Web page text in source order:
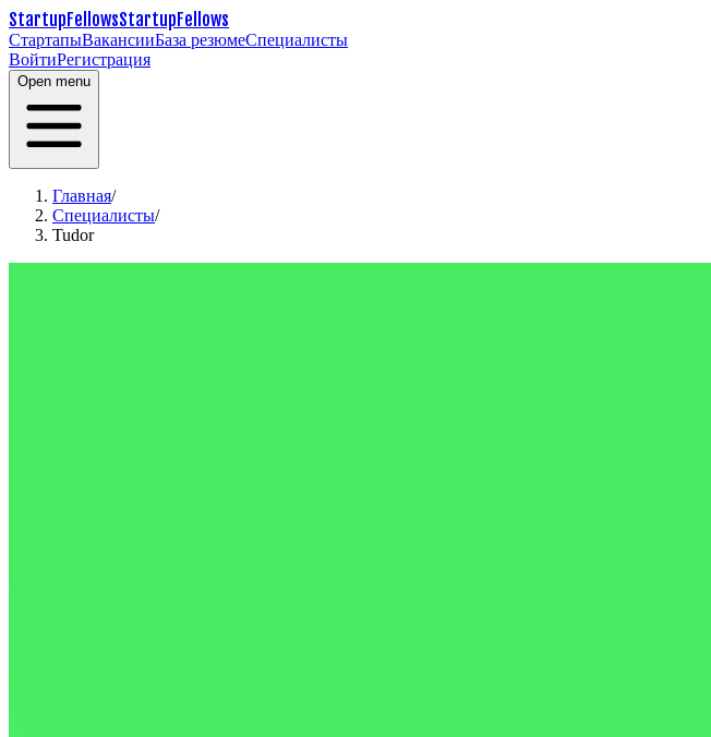
StartupFellowsStartupFellows
СтартапыВакансииБаза резюмеСпециалисты
ВойтиРегистрация
Open menu
Главная/
Специалисты/
Tudor